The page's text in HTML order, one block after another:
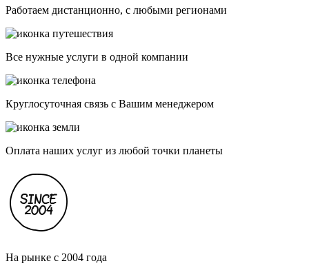
Работаем дистанционно, с любыми регионами
Все нужные услуги в одной компании
Круглосуточная связь с Вашим менеджером
Оплата наших услуг из любой точки планеты
На рынке с 2004 года